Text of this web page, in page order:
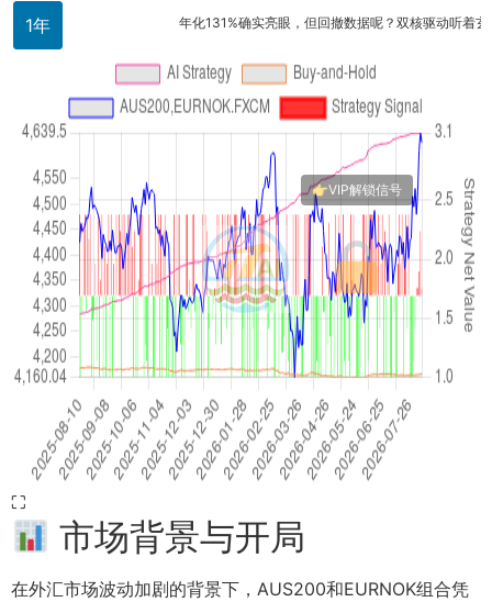
1年
⛶
年化131%确实亮眼，但回撤数据呢？双核驱动听着玄...
市场背景与开局
在外汇市场波动加剧的背景下，AUS200和EURNOK组合凭